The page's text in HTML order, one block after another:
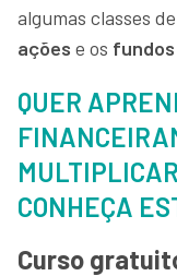
algumas classes
ações e os
QUER
CONHEÇA
Curso